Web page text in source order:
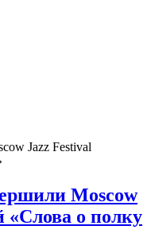
Moscow
«Слова о полку